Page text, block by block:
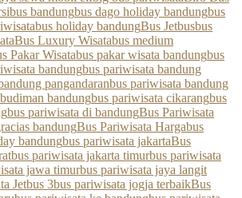
bus bandungbus dago holiday bandungbus
bus holiday bandungBus Jetbusbus
Bus Luxury Wisatabus medium
Pakar Wisatabus pakar wisata bandungbus
bandungbus pariwisata bandung
pangandaranbus pariwisata bandung
bandungbus pariwisata cikarangbus
bus pariwisata di bandungBus Pariwisata
bandungBus Pariwisata Hargabus
bandungbus pariwisata jakartaBus
bus pariwisata jakarta timurbus pariwisata
jawa timurbus pariwisata jaya langit
Jetbus 3bus pariwisata jogja terbaikBus